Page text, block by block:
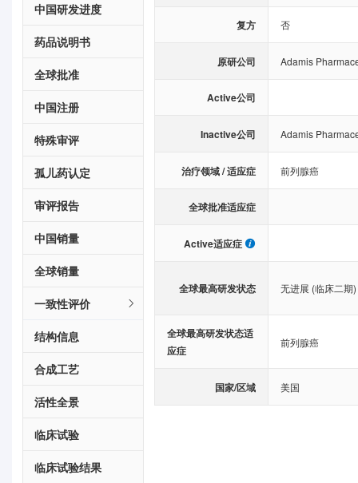
中国研发进度
药品说明书
全球批准
中国注册
特殊审评
孤儿药认定
审评报告
中国销量
全球销量
一致性评价
结构信息
合成工艺
活性全景
临床试验
临床试验结果
复方 否
原研公司 Adamis
Active公司
Inactive公司 Adamis
治疗领域 / 适应症 前列腺癌
全球批准适应症
Active适应症
全球最高研发状态 无进展 (临床二期)
全球最高研发状态适
应症
前列腺癌
国家/区域 美国